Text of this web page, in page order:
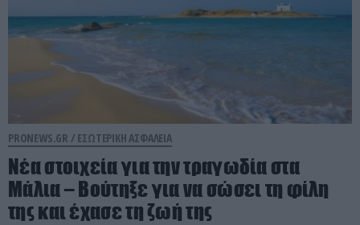
PRONEWS.GR / ΕΣΩΤΕΡΙΚΗ ΑΣΦΑΛΕΙΑ
Νέα στοιχεία για την τραγωδία στα
Μάλια – Βούτηξε για να σώσει τη φίλη
της και έχασε τη ζωή της